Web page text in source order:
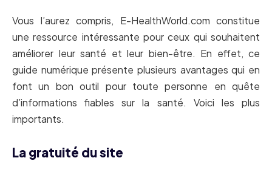
Vous l’aurez compris, E-HealthWorld.com constitue
une ressource intéressante pour ceux qui souhaitent
améliorer leur santé et leur bien-être. En effet, ce
guide numérique présente plusieurs avantages qui en
font un bon outil pour toute personne en quête
d’informations fiables sur la santé. Voici les plus
importants.
La gratuité du site